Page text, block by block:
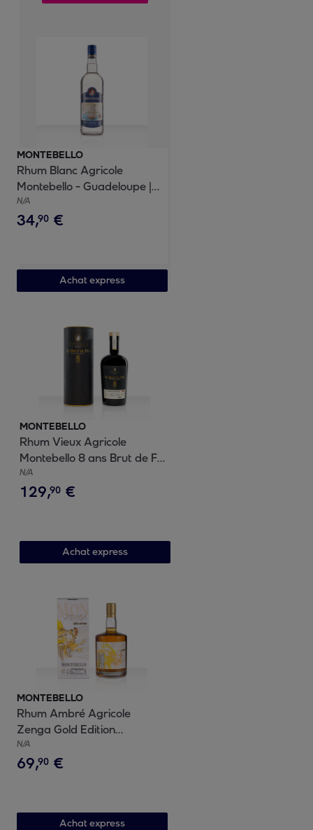
MONTEBELLO
Rhum Blanc Agricole
Montebello - Guadeloupe |
55% vol | 100cl
N/A
34,90 €
Achat express
MONTEBELLO
Rhum Vieux Agricole
Montebello 8 ans Brut de Fût
BATCH 2 - Guadeloupe |
47.7% vol | 70cl
N/A
129,90 €
Achat express
MONTEBELLO
Rhum Ambré Agricole
Zenga Gold Edition
Montebello - Guadeloupe|
60% vol | 70cl
N/A
69,90 €
Achat express